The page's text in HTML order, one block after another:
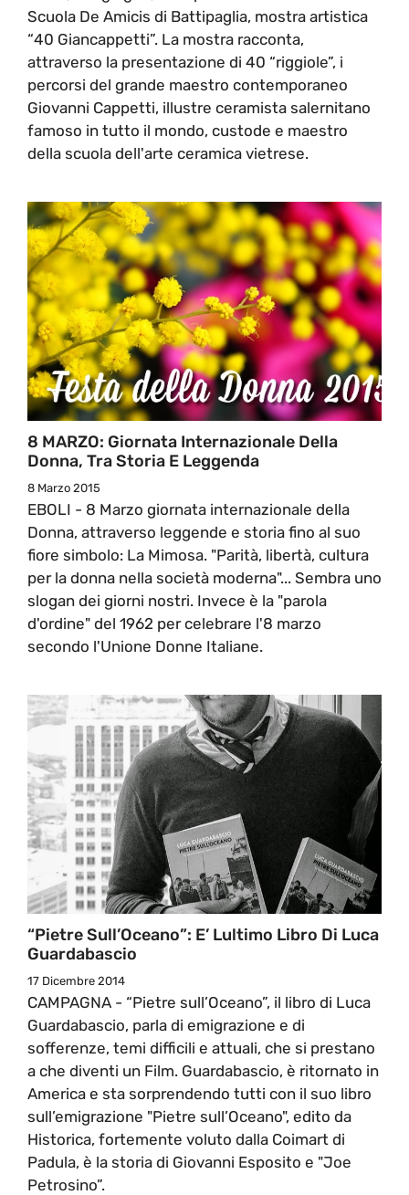
Scuola De Amicis di Battipaglia, mostra artistica
“40 Giancappetti”. La mostra racconta,
attraverso la presentazione di 40 “riggiole”, i
percorsi del grande maestro contemporaneo
Giovanni Cappetti, illustre ceramista salernitano
famoso in tutto il mondo, custode e maestro
della scuola dell'arte ceramica vietrese.
8 MARZO: Giornata Internazionale Della
Donna, Tra Storia E Leggenda
8 Marzo 2015
EBOLI - 8 Marzo giornata internazionale della
Donna, attraverso leggende e storia fino al suo
fiore simbolo: La Mimosa. "Parità, libertà, cultura
per la donna nella società moderna"... Sembra uno
slogan dei giorni nostri. Invece è la "parola
d'ordine" del 1962 per celebrare l'8 marzo
secondo l'Unione Donne Italiane.
“Pietre Sull’Oceano”: E’ Lultimo Libro Di Luca
Guardabascio
17 Dicembre 2014
CAMPAGNA - “Pietre sull’Oceano”, il libro di Luca
Guardabascio, parla di emigrazione e di
sofferenze, temi difficili e attuali, che si prestano
a che diventi un Film. Guardabascio, è ritornato in
America e sta sorprendendo tutti con il suo libro
sull’emigrazione "Pietre sull’Oceano", edito da
Historica, fortemente voluto dalla Coimart di
Padula, è la storia di Giovanni Esposito e "Joe
Petrosino”.